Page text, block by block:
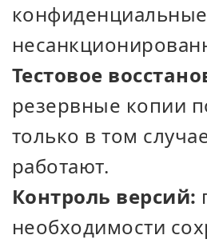
Тестовое
резервные копии
только в том
работают.
Контроль версий:
необходимости